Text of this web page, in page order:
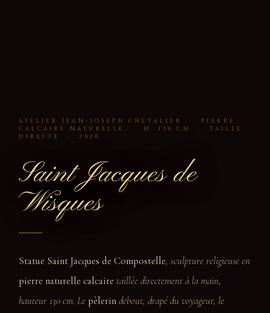
ATELIER JEAN-JOSEPH CHEVALIER · PIERRE
CALCAIRE NATURELLE · H. 130 CM · TAILLE
DIRECTE · 2020
Saint Jacques de
Wisques
Statue Saint Jacques de Compostelle, sculpture religieuse en
pierre naturelle calcaire taillée directement à la main,
hauteur 130 cm. Lepèlerindebout, drapé du voyageur, le